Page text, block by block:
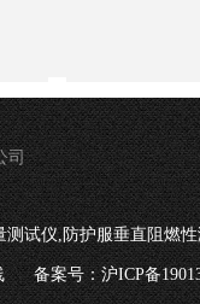
司
试仪,防护服垂直阻燃
备案号：沪ICP备